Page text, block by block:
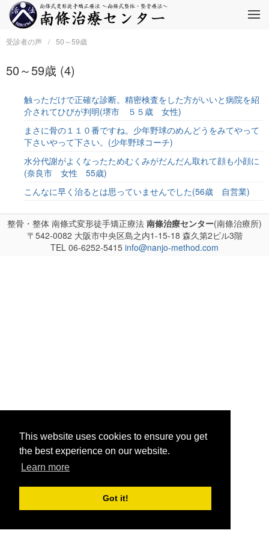
This website uses cookies to ensure you get
the best experience on our website.
Learn more
Got it!
受診者の声 50～59歳
50～59歳 (4)
触っただけで正確な診断。精密検査をした方がいいと病院を紹
介されてひびが判明(堺市 ５５歳 女性)
まさに骨の１１０番ですね。少年野球のめんどうをみてやって
下さいやって下さい。(少年野球コーチ)
水分代謝がよくなったためむくみがだんだん取れて顔も小顔に
(奈良市 女性 55歳)
こんなに早く治るとは思っていませんでした(56歳 自営業)
整骨・整体 南條式変形徒手矯正療法 南條治療センター(南條治療所)
〒542-0082 大阪市中央区島之内1-15-18 森久第2ビル3階
TEL 06-6252-5415 info@nanjo-method.com